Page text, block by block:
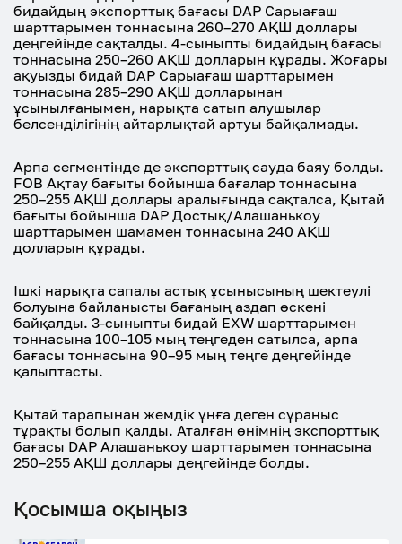
бидайдың экспорттық бағасы DAP Сарыағаш
шарттарымен тоннасына 260–270 АҚШ доллары
деңгейінде сақталды. 4-сыныпты бидайдың бағасы
тоннасына 250–260 АҚШ долларын құрады. Жоғары
ақуызды бидай DAP Сарыағаш шарттарымен
тоннасына 285–290 АҚШ долларынан
ұсынылғанымен, нарықта сатып алушылар
белсенділігінің айтарлықтай артуы байқалмады.
Арпа сегментінде де экспорттық сауда баяу болды.
FOB Ақтау бағыты бойынша бағалар тоннасына
250–255 АҚШ доллары аралығында сақталса, Қытай
бағыты бойынша DAP Достық/Алашанькоу
шарттарымен шамамен тоннасына 240 АҚШ
долларын құрады.
Ішкі нарықта сапалы астық ұсынысының шектеулі
болуына байланысты бағаның аздап өскені
байқалды. 3-сыныпты бидай EXW шарттарымен
тоннасына 100–105 мың теңгеден сатылса, арпа
бағасы тоннасына 90–95 мың теңге деңгейінде
қалыптасты.
Қытай тарапынан жемдік ұнға деген сұраныс
тұрақты болып қалды. Аталған өнімнің экспорттық
бағасы DAP Алашанькоу шарттарымен тоннасына
250–255 АҚШ доллары деңгейінде болды.
Қосымша оқыңыз